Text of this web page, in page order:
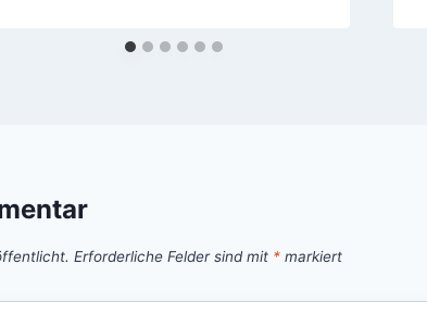
Erforderliche Felder sind mit * markiert